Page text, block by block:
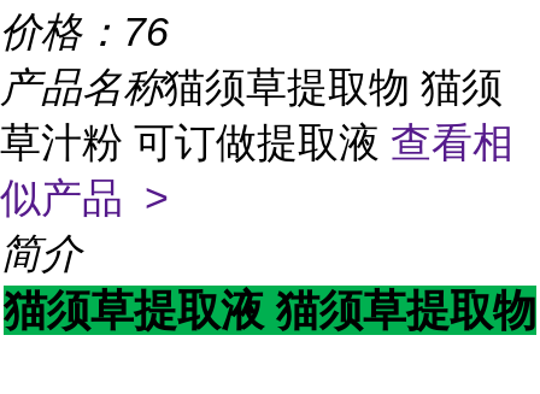
价格： 76
产品名称猫须草提取物 猫须
草汁粉 可订做提取液 查看相
似产品 >
简介
猫须草提取液 猫须草提取物